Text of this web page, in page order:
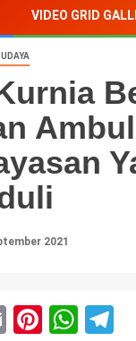
VIDEO GRID
2021
EmailPinterest